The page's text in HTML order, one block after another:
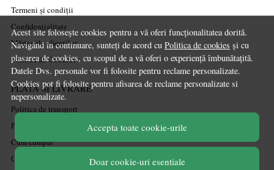
Acest site folosește cookies pentru a vă oferi funcționalitatea dorită.
Navigând în continuare, sunteți de acord cu Politica de cookies și cu
plasarea de cookies, cu scopul de a vă oferi o experiență îmbunătațită.
Datele Dvs. personale vor fi folosite pentru reclame personalizate.
Cookies pot fi folosite pentru afisarea de reclame personalizate si
nepersonalizate.
Accepta toate cookie-urile
Doar cookie-uri esentiale
Termeni și condiții
Confidențialitate
Mărturiile clienților
Politica de Cookies
PLATA SI LIVRARE
Politica de transport
Politica de retur
Cum cumpăr
Coșul meu